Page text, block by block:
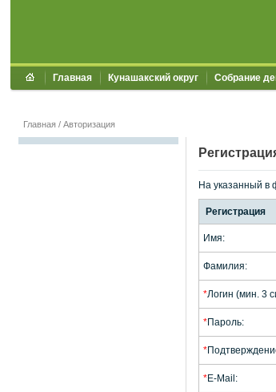
Главная Кунашакский округ Собрание
Главная / Авторизация
На указанный в
Регистрация
Имя:
Фамилия:
*Логин (мин. 3
*Пароль:
*
*E-Mail: